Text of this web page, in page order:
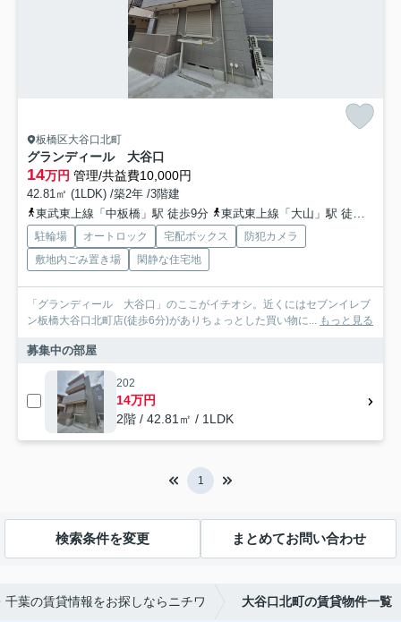
板橋区大谷口北町
グランディール 大谷口
14万円 管理/共益費10,000円
42.81㎡ (1LDK) /築2年 /3階建
東武東上線「中板橋」駅 徒歩9分
東武東上線「大山」駅 徒歩15分
駐輪場 オートロック 宅配ボックス
防犯カメラ
敷地内ごみ置き場
閑静な住宅地
「グランディール 大谷口」のここがイチオシ。近くにはセブンイレブ
ン板橋大谷口北町店(徒歩6分)がありちょっとした買い物に... もっと見る
募集中の部屋
202
14万円
2階 / 42.81㎡ / 1LDK
1
検索条件を変更 まとめてお問い合わせ
葉の賃貸情報をお探しならニチワ 大谷口北町の賃貸物件一覧